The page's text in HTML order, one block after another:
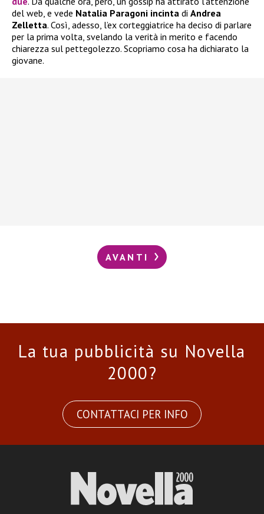
del web, e vede Natalia Paragoni incinta di Andrea
Zelletta. Così, adesso, l’ex corteggiatrice ha deciso di parlare
per la prima volta, svelando la verità in merito e facendo
chiarezza sul pettegolezzo. Scopriamo cosa ha dichiarato la
giovane.
AVANTI
La tua pubblicità su Novella
2000?
CONTATTACI PER INFO